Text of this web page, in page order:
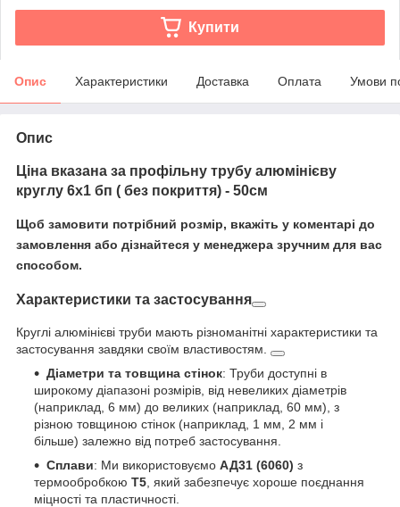
Купити
Опис Характеристики Доставка Оплата Умови
Опис
Ціна вказана за профільну трубу алюмінієву
круглу 6х1 бп ( без покриття) - 50см
Щоб замовити потрібний розмір, вкажіть у коментарі до
замовлення або дізнайтеся у менеджера зручним для вас
способом.
Характеристики та застосування
Круглі алюмінієві труби мають різноманітні характеристики та
застосування завдяки своїм властивостям.
Діаметри та товщина стінок: Труби доступні в
широкому діапазоні розмірів, від невеликих діаметрів
(наприклад, 6 мм) до великих (наприклад, 60 мм), з
різною товщиною стінок (наприклад, 1 мм, 2 мм і
більше) залежно від потреб застосування.
Сплави: Ми використовуємо АД31 (6060) з
термообробкою Т5 , який забезпечує хороше поєднання
міцності та пластичності.